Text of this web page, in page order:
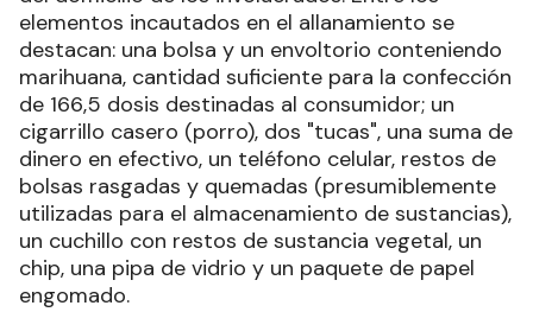
elementos incautados en el allanamiento se
destacan: una bolsa y un envoltorio conteniendo
marihuana, cantidad suficiente para la confección
de 166,5 dosis destinadas al consumidor; un
cigarrillo casero (porro), dos "tucas", una suma de
dinero en efectivo, un teléfono celular, restos de
bolsas rasgadas y quemadas (presumiblemente
utilizadas para el almacenamiento de sustancias),
un cuchillo con restos de sustancia vegetal, un
chip, una pipa de vidrio y un paquete de papel
engomado.